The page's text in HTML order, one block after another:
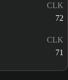
CLK
72
CLK
71